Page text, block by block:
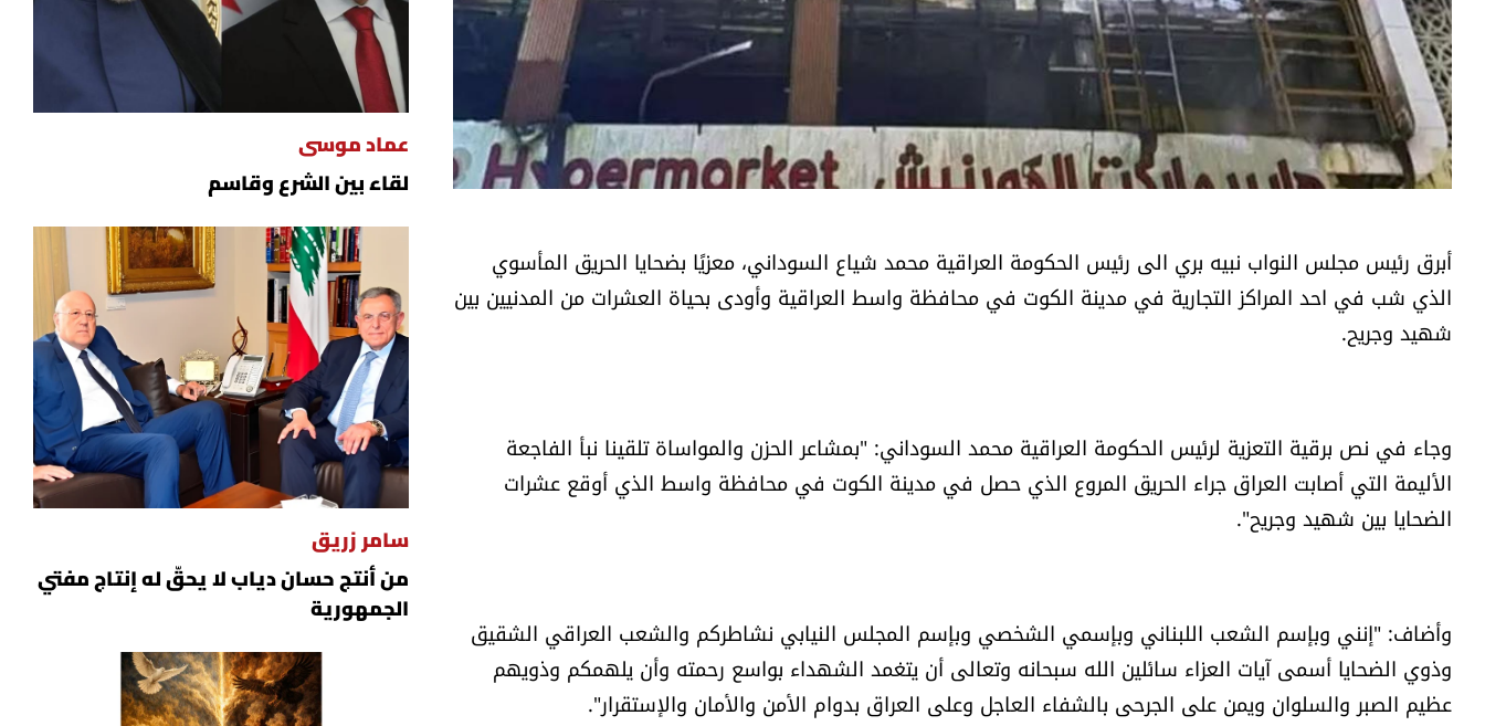
أبرق رئيس مجلس النواب نبيه بري الى رئيس الحكومة العراقية محمد شياع السوداني، معزيًا بضحايا الحريق المأسوي
الذي شب في احد المراكز التجارية في مدينة الكوت في محافظة واسط العراقية وأودى بحياة العشرات من المدنيين بين
شهيد وجريح.
وجاء في نص برقية التعزية لرئيس الحكومة العراقية محمد السوداني: "بمشاعر الحزن والمواساة تلقينا نبأ الفاجعة
الأليمة التي أصابت العراق جراء الحريق المروع الذي حصل في مدينة الكوت في محافظة واسط الذي أوقع عشرات
الضحايا بين شهيد وجريح".
وأضاف: "إنني وبإسم الشعب اللبناني وبإسمي الشخصي وبإسم المجلس النيابي نشاطركم والشعب العراقي الشقيق
وذوي الضحايا أسمى آيات العزاء سائلين الله سبحانه وتعالى أن يتغمد الشهداء بواسع رحمته وأن يلهمكم وذويهم
عظيم الصبر والسلوان ويمن على الجرحى بالشفاء العاجل وعلى العراق بدوام الأمن والأمان والإستقرار".
عماد موسى
لقاء بين الشرع وقاسم
سامر زريق
من أنتج حسان دياب لا يحقّ له إنتاج مفتي
الجمهورية